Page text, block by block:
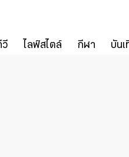
วี ไลฟ์สไตล์ กีฬา บันเ